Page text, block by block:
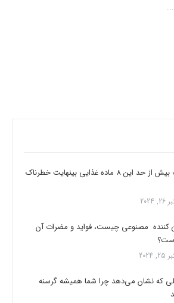
مصرف بیش از حد این 8 ماده غذایی بینهایت خطرناک
2024
کننده مصنوعی چیست، فواید و مضرات آن
2024
که نشان می‌دهد چرا شما همیشه گرسنه